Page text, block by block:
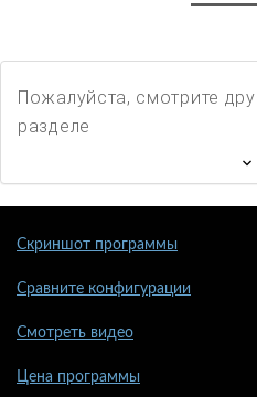
Пожалуйста, смотрите
разделе
Скриншот программы
Сравните конфигурации
Смотреть видео
Цена программы